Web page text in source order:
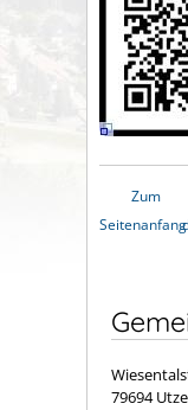
Zum
Seitenanfang
79694